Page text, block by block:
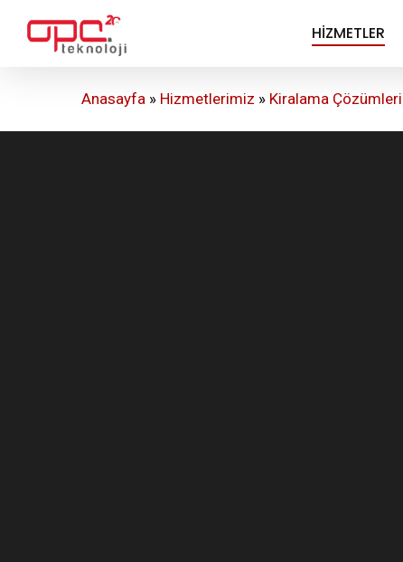
HIZMETLER
Anasayfa » Hizmetlerimiz » Kiralama Çözümleri